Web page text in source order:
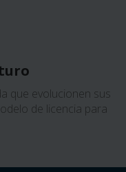
que evolucionen sus
de licencia para